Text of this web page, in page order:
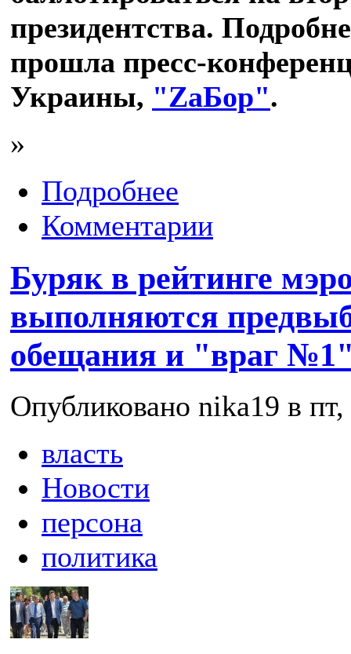
президентства.
прошла пресс-
Украины, "ZаБор".
»
Подробнее
Комментарии
Буряк в рейтинге
выполняются
обещания и "враг
Опубликовано nika19 в
власть
Новости
персона
политика